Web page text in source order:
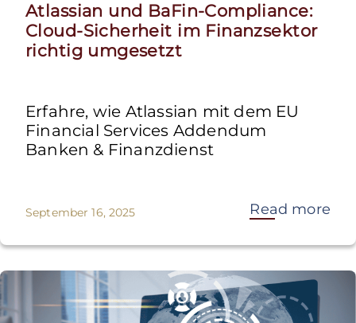
Atlassian und BaFin-Compliance:
Cloud-Sicherheit im Finanzsektor
richtig umgesetzt
Erfahre, wie Atlassian mit dem EU
Financial Services Addendum
Banken & Finanzdienst
September 16, 2025 Read more